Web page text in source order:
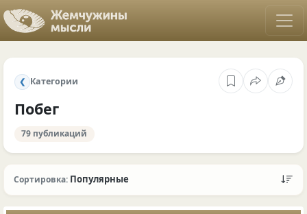
❮ Категории
Побег
79 публикаций
Сортировка: Популярные